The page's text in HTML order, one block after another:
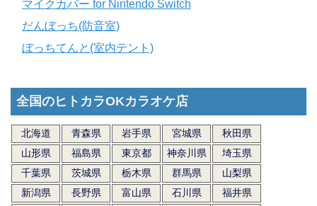
マイクカバー for Nintendo Switch
だんぼっち(防音室)
ぼっちてんと(室内テント)
全国のヒトカラOKカラオケ店
北海道 青森県 岩手県 宮城県
秋田県
山形県
福島県 東京都 神奈川県
埼玉県
千葉県
茨城県 栃木県 群馬県
山梨県
新潟県
長野県 富山県 石川県
福井県